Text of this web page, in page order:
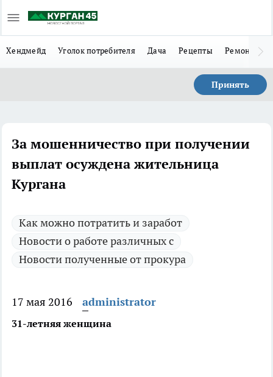
Хендмейд Уголок потребителя Дача Рецепты Ремонт
Принять
За мошенничество при получении
выплат осуждена жительница
Кургана
Как можно потратить и заработ
Новости о работе различных с
Новости полученные от прокура
17 мая 2016 administrator
31-летняя женщина